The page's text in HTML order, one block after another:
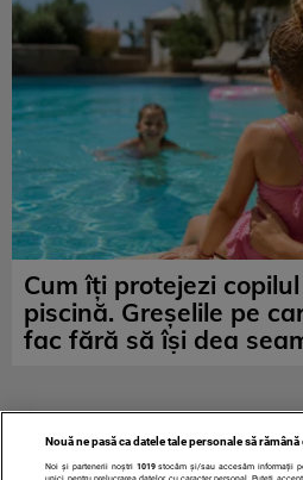
Cum îți protejezi
piscină. Greșelile pe
fac fără să își dea
Nouă ne pasă ca datele tale personale să
Noi și partenerii noștri 1019stocăm și/sau accesăm informații
unici pentru prelucrarea datelor cu caracter personal. Puteți